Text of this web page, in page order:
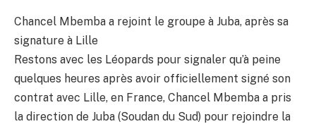
Chancel Mbemba a rejoint le groupe à Juba, après sa
signature à Lille
Restons avec les Léopards pour signaler qu’à peine
quelques heures après avoir officiellement signé son
contrat avec Lille, en France, Chancel Mbemba a pris
la direction de Juba (Soudan du Sud) pour rejoindre la